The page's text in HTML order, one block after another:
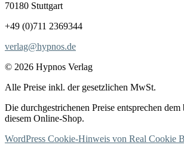
70180 Stuttgart
+49 (0)711 2369344
verlag@hypnos.de
© 2026 Hypnos Verlag
Alle Preise inkl. der gesetzlichen MwSt.
Die durchgestrichenen Preise entsprechen dem
diesem Online-Shop.
WordPress Cookie-Hinweis von Real Cookie